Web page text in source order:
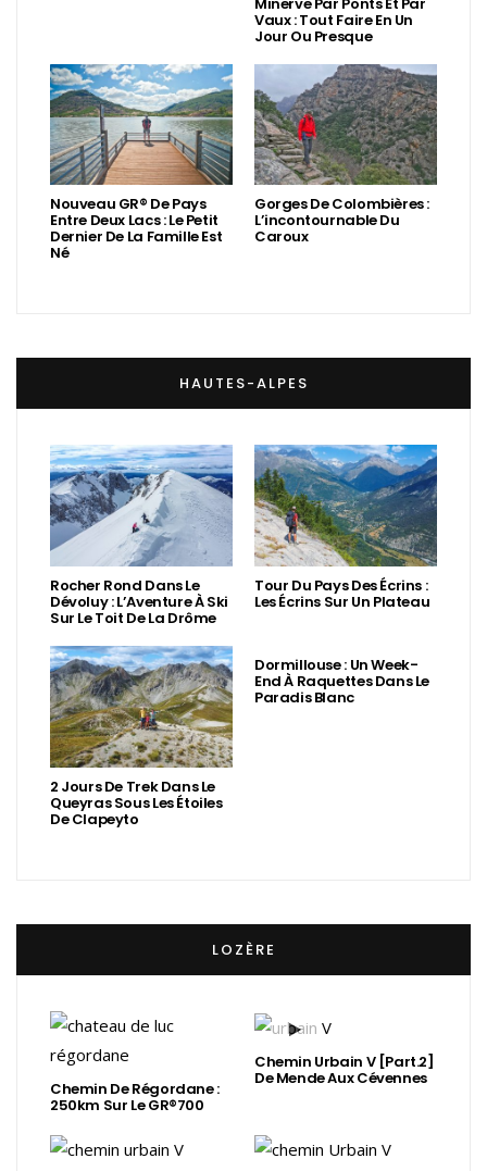
Vaux : Tout Faire En Un
Jour Ou Presque
Nouveau GR® De Pays
Entre Deux Lacs : Le Petit
Dernier De La Famille Est
Né
Gorges De Colombières :
L’incontournable Du
Caroux
HAUTES-ALPES
Rocher Rond Dans Le
Dévoluy : L’Aventure À Ski
Sur Le Toit De La Drôme
Tour Du Pays Des Écrins :
Les Écrins Sur Un Plateau
2 Jours De Trek Dans Le
Queyras Sous Les Étoiles
De Clapeyto
Dormillouse : Un Week-
End À Raquettes Dans Le
Paradis Blanc
LOZÈRE
Chemin De Régordane :
250km Sur Le GR®700
Chemin Urbain V [Part.2]
De Mende Aux Cévennes